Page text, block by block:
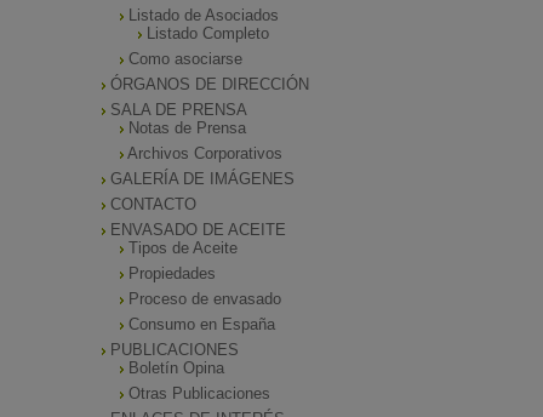
Listado de Asociados
Listado Completo
Como asociarse
ÓRGANOS DE DIRECCIÓN
SALA DE PRENSA
Notas de Prensa
Archivos Corporativos
GALERÍA DE IMÁGENES
CONTACTO
ENVASADO DE ACEITE
Tipos de Aceite
Propiedades
Proceso de envasado
Consumo en España
PUBLICACIONES
Boletín Opina
Otras Publicaciones